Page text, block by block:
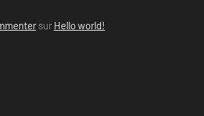
sur Hello world!